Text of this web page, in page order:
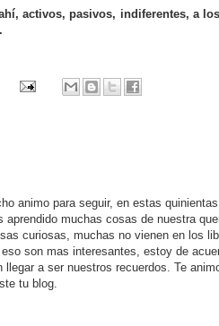
activos, pasivos, indiferentes, a
animo para seguir, en estas quinientas
muchas cosas de nuestra
curiosas, muchas no vienen en los
son mas interesantes, estoy de
llegar a ser nuestros recuerdos. Te
tu blog.